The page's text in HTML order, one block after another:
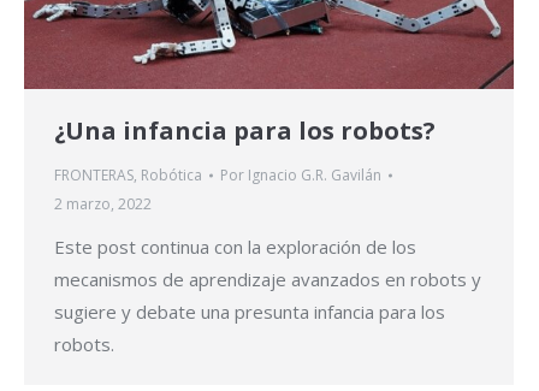
¿Una infancia para los robots?
FRONTERAS, Robótica Por Ignacio G.R. Gavilán
2 marzo, 2022
Este post continua con la exploración de los
mecanismos de aprendizaje avanzados en robots y
sugiere y debate una presunta infancia para los
robots.